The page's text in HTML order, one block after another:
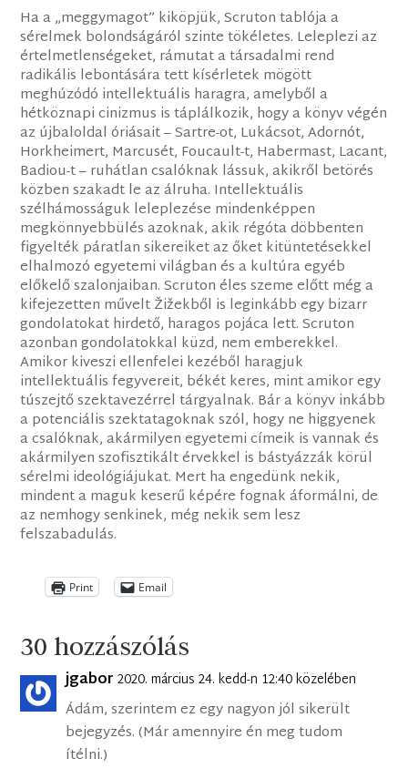
Ha a „meggymagot” kiköpjük, Scruton tablója a
sérelmek bolondságáról szinte tökéletes. Leleplezi az
értelmetlenségeket, rámutat a társadalmi rend
radikális lebontására tett kísérletek mögött
meghúzódó intellektuális haragra, amelyből a
hétköznapi cinizmus is táplálkozik, hogy a könyv végén
az újbaloldal óriásait – Sartre-ot, Lukácsot, Adornót,
Horkheimert, Marcusét, Foucault-t, Habermast, Lacant,
Badiou-t – ruhátlan csalóknak lássuk, akikről betörés
közben szakadt le az álruha. Intellektuális
szélhámosságuk leleplezése mindenképpen
megkönnyebbülés azoknak, akik régóta döbbenten
figyelték páratlan sikereiket az őket kitüntetésekkel
elhalmozó egyetemi világban és a kultúra egyéb
előkelő szalonjaiban. Scruton éles szeme előtt még a
kifejezetten művelt Žižekből is leginkább egy bizarr
gondolatokat hirdető, haragos pojáca lett. Scruton
azonban gondolatokkal küzd, nem emberekkel.
Amikor kiveszi ellenfelei kezéből haragjuk
intellektuális fegyvereit, békét keres, mint amikor egy
túszejtő szektavezérrel tárgyalnak. Bár a könyv inkább
a potenciális szektatagoknak szól, hogy ne higgyenek
a csalóknak, akármilyen egyetemi címeik is vannak és
akármilyen szofisztikált érvekkel is bástyázzák körül
sérelmi ideológiájukat. Mert ha engedünk nekik,
mindent a maguk keserű képére fognak áformálni, de
az nemhogy senkinek, még nekik sem lesz
felszabadulás.
Print Email
30 hozzászólás
jgabor 2020. március 24. kedd-n 12:40 közelében
Ádám, szerintem ez egy nagyon jól sikerült
bejegyzés. (Már amennyire én meg tudom
ítélni.)